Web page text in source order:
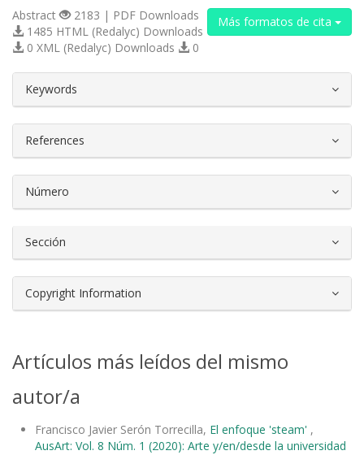
Más formatos de cita
Abstract
2183 | PDF Downloads
1485 HTML (Redalyc) Downloads
0 XML (Redalyc) Downloads
0
Keywords
References
Número
Sección
Copyright Information
Artículos más leídos del mismo
autor/a
Francisco Javier Serón Torrecilla, El enfoque 'steam' ,
AusArt: Vol. 8 Núm. 1 (2020): Arte y/en/desde la universidad